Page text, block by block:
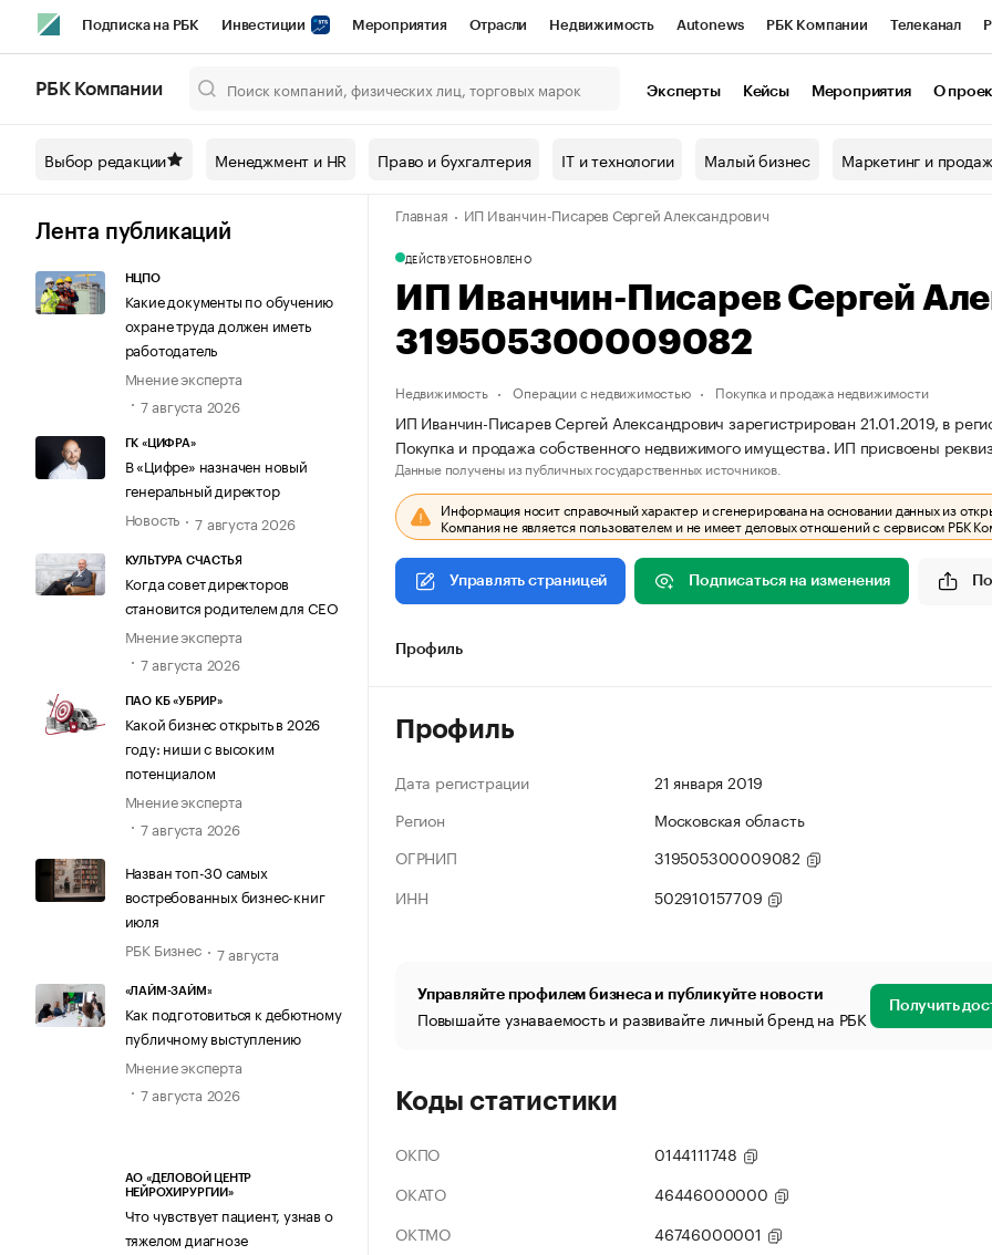
Подписка на РБК Инвестиции Мероприятия Отрасли Недвижимость Autonews РБК Компании Телеканал
Спецпроекты СПб Конференции СПб Спецпроекты Проверка контрагентов
Технологии и медиа Рынок наличной валюты
РБК Компании Эксперты Кейсы Мероприятия О
Выбор редакции Менеджмент и HR Право и бухгалтерия IT и технологии Малый бизнес Маркетинг и
Лента публикаций
НЦПО
Какие документы по обучению
охране труда должен иметь
работодатель
Мнение эксперта
7 августа 2026
ГК «ЦИФРА»
В «Цифре» назначен новый
генеральный директор
Новость
7 августа 2026
КУЛЬТУРА СЧАСТЬЯ
Когда совет директоров
становится родителем для CEO
Мнение эксперта
7 августа 2026
ПАО КБ «УБРИР»
Какой бизнес открыть в 2026
году: ниши с высоким
потенциалом
Мнение эксперта
7 августа 2026
Назван топ-30 самых
востребованных бизнес-книг
июля
РБК Бизнес
7 августа
«ЛАЙМ-ЗАЙМ»
Как подготовиться к дебютному
публичному выступлению
Мнение эксперта
7 августа 2026
АО «ДЕЛОВОЙ ЦЕНТР
НЕЙРОХИРУРГИИ»
Что чувствует пациент, узнав о
тяжелом диагнозе
Главная ИП Иванчин-Писарев Сергей Александрович
ДЕЙСТВУЕТОБНОВЛЕНО
ИП Иванчин-Писарев Сергей
319505300009082
Недвижимость Операции с недвижимостью Покупка и продажа недвижимости
ИП Иванчин-Писарев Сергей Александрович зарегистрирован 21.01.2019, в
Покупка и продажа собственного недвижимого имущества. ИП присвоены
Данные получены из публичных государственных источников.
Информация носит справочный характер и сгенерирована на основании данных из
Компания не является пользователем и не имеет деловых отношений с сервисом РБК
Управлять страницей Подписаться на изменения
Профиль
Профиль
Дата регистрации
21 января 2019
Регион
Московская область
ОГРНИП
319505300009082
ИНН
502910157709
Управляйте профилем бизнеса и публикуйте новости
Повышайте узнаваемость и развивайте личный бренд на РБК Получить
Коды статистики
ОКПО
0144111748
ОКАТО
46446000000
ОКТМО
46746000001